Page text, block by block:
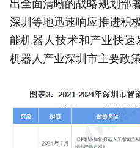
出全面清晰的战略规划部
深圳等地迅速响应推进积
能机器人技术和产业快速
机器人产业深圳市主要政